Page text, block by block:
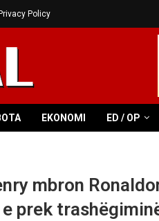
Privacy Policy
EKONOMI ED / OP
mbron
prek